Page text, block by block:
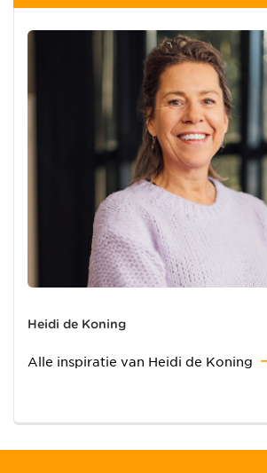
Heidi de Koning
Alle inspiratie van Heidi de Koning